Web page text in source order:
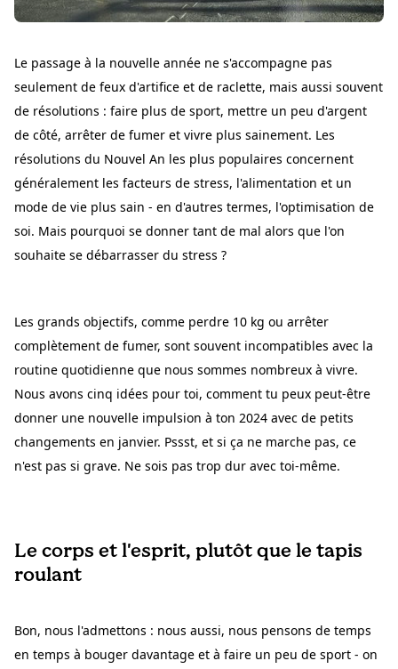
Le passage à la nouvelle année ne s'accompagne pas
seulement de feux d'artifice et de raclette, mais aussi souvent
de résolutions : faire plus de sport, mettre un peu d'argent
de côté, arrêter de fumer et vivre plus sainement. Les
résolutions du Nouvel An les plus populaires concernent
généralement les facteurs de stress, l'alimentation et un
mode de vie plus sain - en d'autres termes, l'optimisation de
soi. Mais pourquoi se donner tant de mal alors que l'on
souhaite se débarrasser du stress ?
Les grands objectifs, comme perdre 10 kg ou arrêter
complètement de fumer, sont souvent incompatibles avec la
routine quotidienne que nous sommes nombreux à vivre.
Nous avons cinq idées pour toi, comment tu peux peut-être
donner une nouvelle impulsion à ton 2024 avec de petits
changements en janvier. Pssst, et si ça ne marche pas, ce
n'est pas si grave. Ne sois pas trop dur avec toi-même.
Le corps et l'esprit, plutôt que le tapis
roulant
Bon, nous l'admettons : nous aussi, nous pensons de temps
en temps à bouger davantage et à faire un peu de sport - on